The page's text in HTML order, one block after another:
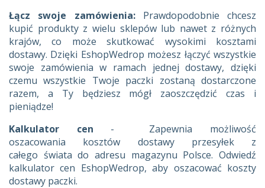
Łącz swoje zamówienia: Prawdopodobnie chcesz
kupić produkty z wielu sklepów lub nawet z różnych
krajów, co może skutkować wysokimi kosztami
dostawy. Dzięki EshopWedrop możesz łączyć wszystkie
swoje zamówienia w ramach jednej dostawy, dzięki
czemu wszystkie Twoje paczki zostaną dostarczone
razem, a Ty będziesz mógł zaoszczędzić czas i
pieniądze!
Kalkulator cen - Zapewnia możliwość
oszacowania kosztów dostawy przesyłek z
całego świata do adresu magazynu Polsce. Odwiedź
kalkulator cen EshopWedrop, aby oszacować koszty
dostawy paczki.